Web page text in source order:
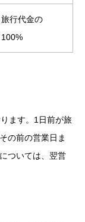
旅行代金の
100%
ます。1日前が旅
の前の営業日ま
ついては、翌営